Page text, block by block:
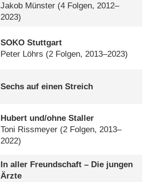
Jakob Münster (4 Folgen, 2012–
2023)
SOKO Stuttgart
Peter Löhrs (2 Folgen, 2013–2023)
Sechs auf einen Streich
Hubert und/​ohne Staller
Toni Rissmeyer (2 Folgen, 2013–
2022)
In aller Freundschaft – Die jungen
Ärzte